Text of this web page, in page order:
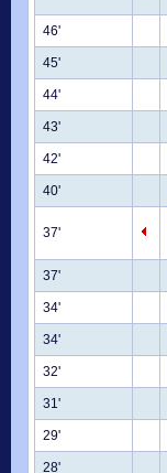
46'
45'
44'
43'
42'
40'
37'
37'
34'
34'
32'
31'
29'
28'